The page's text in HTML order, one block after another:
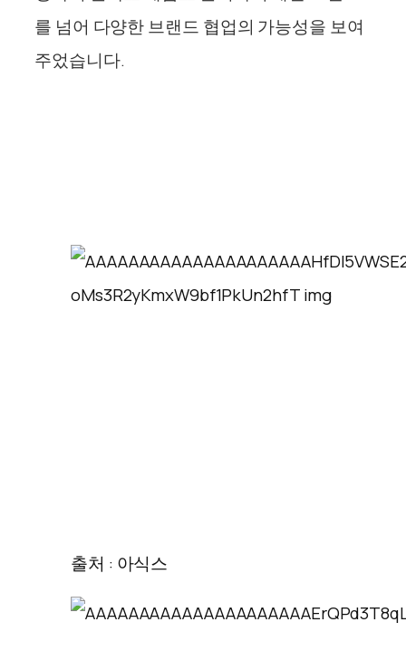
를 넘어 다양한브랜드 협업의 가능성을 보여
주었습니다.
출처 : 아식스